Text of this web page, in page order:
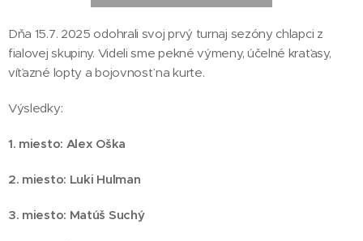
Dňa 15.7. 2025 odohrali svoj prvý turnaj sezóny chlapci z
fialovej skupiny. Videli sme pekné výmeny, účelné kraťasy,
víťazné lopty a bojovnosť na kurte.
Výsledky:
1. miesto: Alex Oška
2. miesto: Luki Hulman
3. miesto: Matúš Suchý